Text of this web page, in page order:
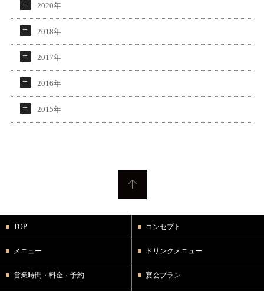
2020年
2018年
2017年
2016年
2015年
TOP コンセプト
メニュー ドリンクメニュー
営業時間・料金・予約 宴会プラン